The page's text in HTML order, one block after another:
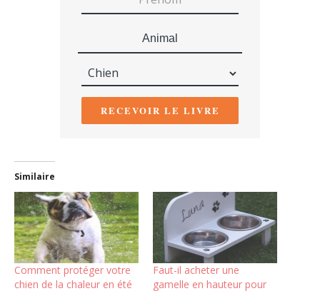
Animal
RECEVOIR LE LIVRE
Similaire
Comment protéger votre
chien de la chaleur en été
Faut-il acheter une
gamelle en hauteur pour